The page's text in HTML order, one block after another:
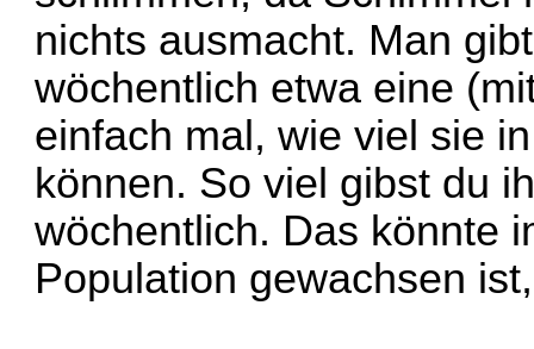
nichts ausmacht. Man
wöchentlich etwa eine
einfach mal, wie viel sie
können. So viel gibst du
wöchentlich. Das könnte
Population gewachsen